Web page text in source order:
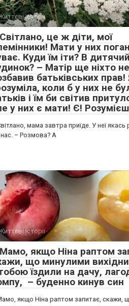
історії
це ж діти, мої
Мати у них
Куди їм іти? В
– Матір ще ніхто не
батьківських прав!
коли б у них не
і їм би світив
у них є мати! Є! Розумієш
мама завтра приїде. У неї
– Розмова? А
історії
якщо Ніна раптом
що минулими
їздили на дачу,
– буденно кинув син
якщо Ніна раптом запитає, скажи,